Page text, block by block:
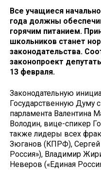
Все учащиеся
года должны
горячим питанием.
школьников станет
законодательства.
законопроект
13 февраля.
Законодательную
Государственную Думу
парламента Валентина
Володин, вице-спикер
также лидеры всех
Зюганов (КПРФ),
Россия»), Владимир
Неверов («Единая